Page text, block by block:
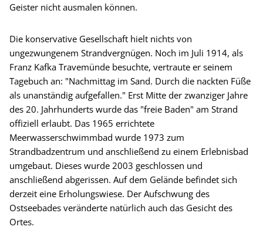
Geister nicht ausmalen können.
Die konservative Gesellschaft hielt nichts von
ungezwungenem Strandvergnügen. Noch im Juli 1914, als
Franz Kafka Travemünde besuchte, vertraute er seinem
Tagebuch an: "Nachmittag im Sand. Durch die nackten Füße
als unanständig aufgefallen." Erst Mitte der zwanziger Jahre
des 20. Jahrhunderts wurde das "freie Baden" am Strand
offiziell erlaubt. Das 1965 errichtete
Meerwasserschwimmbad wurde 1973 zum
Strandbadzentrum und anschließend zu einem Erlebnisbad
umgebaut. Dieses wurde 2003 geschlossen und
anschließend abgerissen. Auf dem Gelände befindet sich
derzeit eine Erholungswiese. Der Aufschwung des
Ostseebades veränderte natürlich auch das Gesicht des
Ortes.